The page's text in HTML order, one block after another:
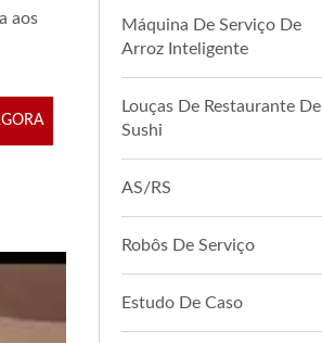
aos
Máquina De Serviço De
Arroz Inteligente
Louças De Restaurante De
Sushi
AS/RS
Robôs De Serviço
Estudo De Caso